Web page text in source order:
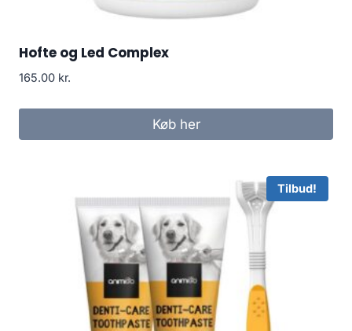
Hofte og Led Complex
165.00 kr.
Køb her
Tilbud!